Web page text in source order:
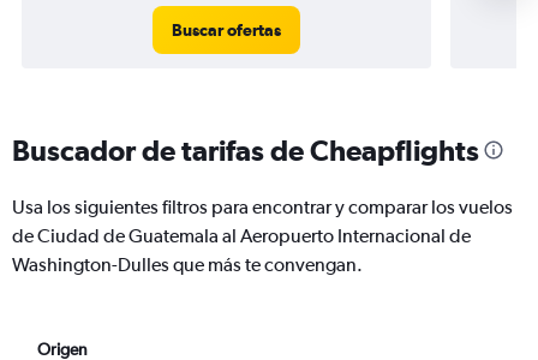
Buscar ofertas
Buscador de tarifas de Cheapflights
Usa los siguientes filtros para encontrar y comparar los vuelos
de Ciudad de Guatemala al Aeropuerto Internacional de
Washington-Dulles que más te convengan.
Origen